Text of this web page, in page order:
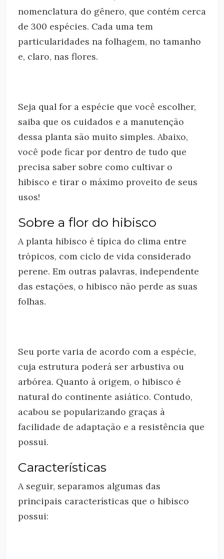
nomenclatura do gênero, que contém cerca
de 300 espécies. Cada uma tem
particularidades na folhagem, no tamanho
e, claro, nas flores.
Seja qual for a espécie que você escolher,
saiba que os cuidados e a manutenção
dessa planta são muito simples. Abaixo,
você pode ficar por dentro de tudo que
precisa saber sobre como cultivar o
hibisco e tirar o máximo proveito de seus
usos!
Sobre a flor do hibisco
A planta hibisco é típica do clima entre
trópicos, com ciclo de vida considerado
perene. Em outras palavras, independente
das estações, o hibisco não perde as suas
folhas.
Seu porte varia de acordo com a espécie,
cuja estrutura poderá ser arbustiva ou
arbórea. Quanto à origem, o hibisco é
natural do continente asiático. Contudo,
acabou se popularizando graças à
facilidade de adaptação e a resistência que
possui.
Características
A seguir, separamos algumas das
principais características que o hibisco
possui: